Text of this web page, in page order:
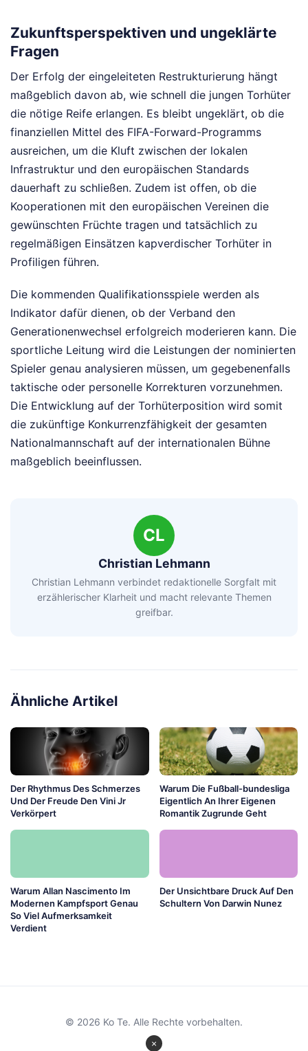
Zukunftsperspektiven und ungeklärte
Fragen
Der Erfolg der eingeleiteten Restrukturierung hängt
maßgeblich davon ab, wie schnell die jungen Torhüter
die nötige Reife erlangen. Es bleibt ungeklärt, ob die
finanziellen Mittel des FIFA-Forward-Programms
ausreichen, um die Kluft zwischen der lokalen
Infrastruktur und den europäischen Standards
dauerhaft zu schließen. Zudem ist offen, ob die
Kooperationen mit den europäischen Vereinen die
gewünschten Früchte tragen und tatsächlich zu
regelmäßigen Einsätzen kapverdischer Torhüter in
Profiligen führen.
Die kommenden Qualifikationsspiele werden als
Indikator dafür dienen, ob der Verband den
Generationenwechsel erfolgreich moderieren kann. Die
sportliche Leitung wird die Leistungen der nominierten
Spieler genau analysieren müssen, um gegebenenfalls
taktische oder personelle Korrekturen vorzunehmen.
Die Entwicklung auf der Torhüterposition wird somit
die zukünftige Konkurrenzfähigkeit der gesamten
Nationalmannschaft auf der internationalen Bühne
maßgeblich beeinflussen.
CL
Christian Lehmann
Christian Lehmann verbindet redaktionelle Sorgfalt mit
erzählerischer Klarheit und macht relevante Themen
greifbar.
Ähnliche Artikel
Der Rhythmus Des Schmerzes
Und Der Freude Den Vini Jr
Verkörpert
Warum Die Fußball-bundesliga
Eigentlich An Ihrer Eigenen
Romantik Zugrunde Geht
Warum Allan Nascimento Im
Modernen Kampfsport Genau
So Viel Aufmerksamkeit
Verdient
Der Unsichtbare Druck Auf Den
Schultern Von Darwin Nunez
×
© 2026 Ko Te. Alle Rechte vorbehalten.